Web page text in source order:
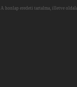
A honlap eredeti tartalma, illetve